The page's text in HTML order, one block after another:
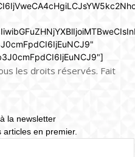
les droits réservés. Fait
la newsletter
en premier.